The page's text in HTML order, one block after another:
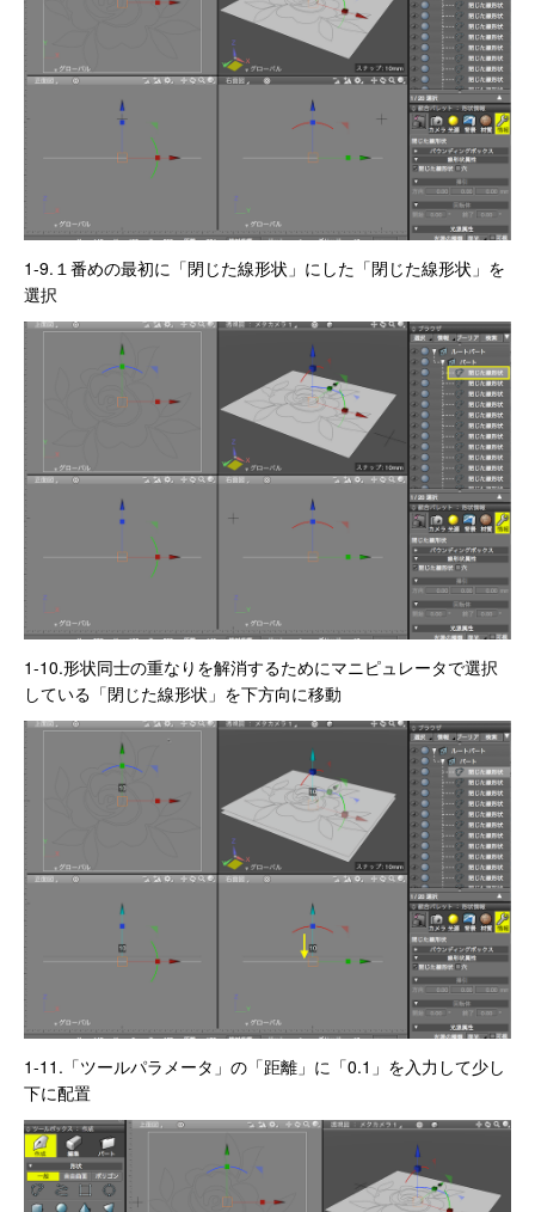
1-9.１番めの最初に「閉じた線形状」にした「閉じた線形状」を
選択
1-10.形状同士の重なりを解消するためにマニピュレータで選択
している「閉じた線形状」を下方向に移動
1-11.「ツールパラメータ」の「距離」に「0.1」を入力して少し
下に配置